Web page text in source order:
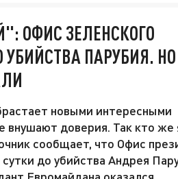
ОФИС ЗЕЛЕНСКОГО
ПАРУБИЯ. НО
новыми интересными
внушают доверия. Так кто же
сообщает, что Офис
до убийства Андрея